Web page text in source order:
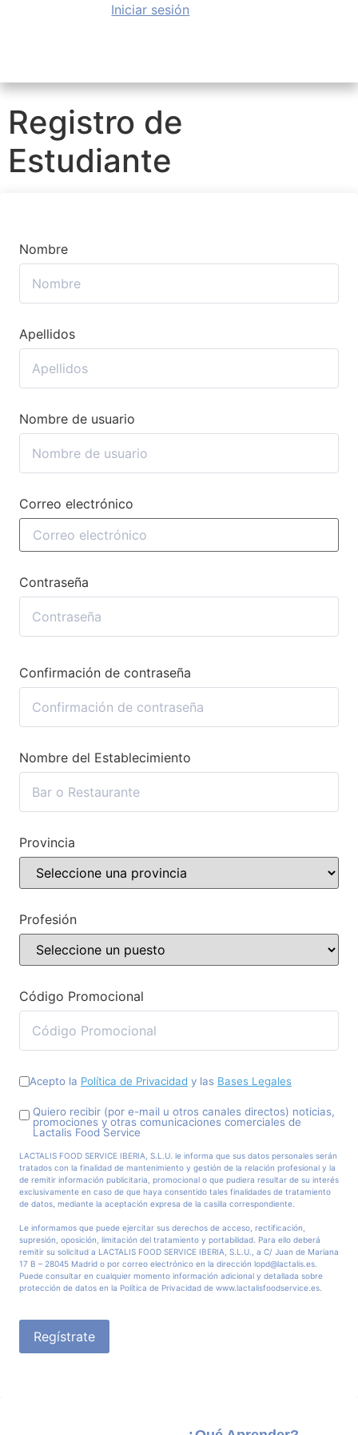
Iniciar sesión
Registro de
Estudiante
Nombre
Apellidos
Nombre de usuario
Correo electrónico
Contraseña
Confirmación de contraseña
Nombre del Establecimiento
Provincia
Profesión
Código Promocional
Acepto la Política de Privacidad y las Bases Legales
Quiero recibir (por e-mail u otros canales directos) noticias,
promociones y otras comunicaciones comerciales de
Lactalis Food Service
LACTALIS FOOD SERVICE IBERIA, S.L.U. le informa que sus datos personales serán
tratados con la finalidad de mantenimiento y gestión de la relación profesional y la
de remitir información publicitaria, promocional o que pudiera resultar de su interés
exclusivamente en caso de que haya consentido tales finalidades de tratamiento
de datos, mediante la aceptación expresa de la casilla correspondiente.
Le informamos que puede ejercitar sus derechos de acceso, rectificación,
supresión, oposición, limitación del tratamiento y portabilidad. Para ello deberá
remitir su solicitud a LACTALIS FOOD SERVICE IBERIA, S.L.U., a C/ Juan de Mariana
17 B – 28045 Madrid o por correo electrónico en la dirección lopd@lactalis.es.
Puede consultar en cualquier momento información adicional y detallada sobre
protección de datos en la Política de Privacidad de www.lactalisfoodservice.es.
Regístrate